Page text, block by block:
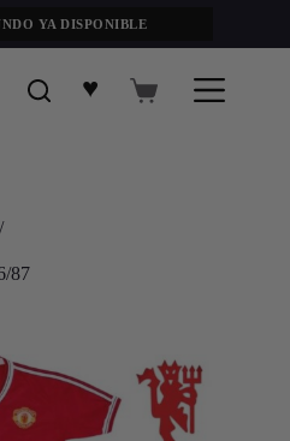
YA DISPONIBLE
♥
/
87